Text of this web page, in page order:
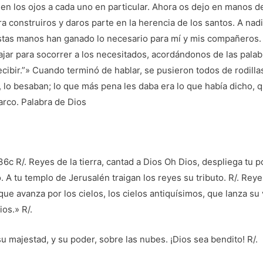
los ojos a cada uno en particular. Ahora os dejo en manos
construiros y daros parte en la herencia de los santos. A
manos han ganado lo necesario para mí y mis
para socorrer a los necesitados, acordándonos de las
Cuando terminó de hablar, se pusieron todos de
lo besaban; lo que más pena les daba era lo que había dicho,
Palabra de Dios
R/. Reyes de la tierra, cantad a Dios Oh Dios, despliega tu
A tu templo de Jerusalén traigan los reyes su tributo. R/.
avanza por los cielos, los cielos antiquísimos, que lanza
R/.
majestad, y su poder, sobre las nubes. ¡Dios sea bendito! R/.